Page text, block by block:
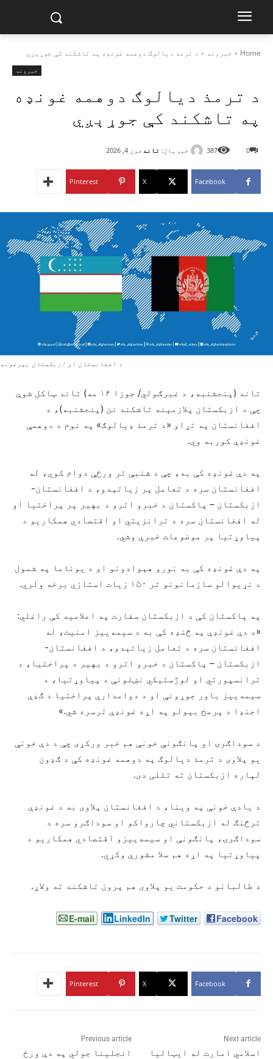
Home خبرونه د ترمذ دیالوګ دوهمه غونډه په تاشکند کې جوړېږي
خبرونه
د ترمذ دیالوګ دوهمه غونډه
په تاشکند کې جوړېږي
خبریال: تاند جون 4, 2026 0
387
Facebook
X
Pinterest
د افغانستان او ازبکستان بیرغونه
تاند (پنجشنبه، د غبرګولي/ جوزا ۱۴ مه) تاند ټاکل شوې
چې د ازبکستان پلازمېنه تاشکند نن (پنجشنبه)، د
افغانستان په تړاو «د ترمذ ډیالوګ» په نوم د دوهمې
غونډې کوربه وي.
په دې غونډه کې به، چې د شنبې تر ورځې دوام کوي، له
افغانستان سره د تعامل پر زیاتېدو، د افغانستان-
ازبکستان – پاکستان د خبرو اترو د بهیر پر پراختیا او
له افغانستان سره د ترانزیتي او اقتصادي همکاریو د
پیاوړتیا پر موضوعات خبرې وشي.
په دې غونډه کې به نورو هېوادونو او د یوناما په شمول
د نړیوالو سازمانونو تر ۱۵۰ زیات استازي برخه ولري.
په پاکستان کې د ازبکستان سفارت په اعلامیه کې راغلي:
«د دې غونډې په څنډه کې به د سیمه‌ییز امنیت، له
افغانستان سره د تعامل زیاتېدو، د افغانستان-
ازبکستان – پاکستان د خبرو اترو د بهیر د پراختیا، د
ترانسپورتي او لوژستیکي نښلونې د پیاوړتیا، د
سیمه‌ییز باور جوړونې او د دوامدارې پراختیا د ګډې
اجنډا د پرمخ بېولو په اړه غونډې ترسره شي.»
د سوداګرۍ او پانګونې خونې هم خبر ورکړی چې د دې خونې
یو پلاوی د ترمذ دیالوګ په دوهمه غونډه کې د ګډون
لپاره ازبکستان ته تللی دی.
د یادې خونې په وینا، د افغانستان پلاوی به د غونډې
ترڅنګ له ازبکستاني چارواکو او سوداګرو سره د
سوداګرۍ، پانګونې او سیمه‌ییزو اقتصادي همکاریو د
پیاوړتیا په اړه هم سلا مشورې وکړي.
د طالبانو د حکومت یو پلاوی هم پرون تاشکند ته ولاړ.
Facebook
Twitter
LinkedIn
E-mail
Facebook
X
Pinterest
Previous article
انجلینا جولي په دې ورځ
Next article
اسلامي امارت له ایټالیا